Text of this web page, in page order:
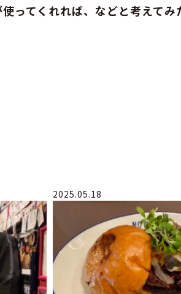
てくれれば、などと考えてみ
2025.05.18